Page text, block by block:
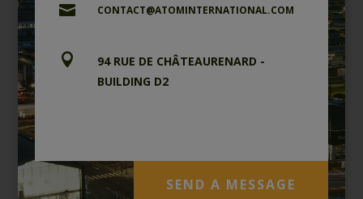
 CONTACT@ATOMINTERNATIONAL.COM

94 RUE DE CHÂTEAURENARD -
BUILDING D2
SEND A MESSAGE